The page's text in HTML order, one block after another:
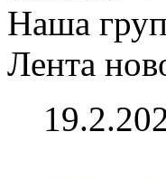
Наша
Лента